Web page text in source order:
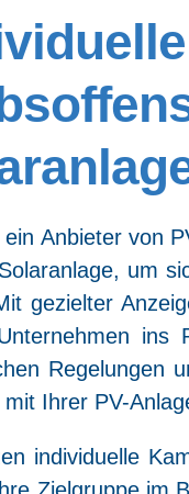
ein Anbie­ter von
um
geziel­ter
ins
Rege­lun­gen
Ihrer PV-
indi­vi­du­el­le